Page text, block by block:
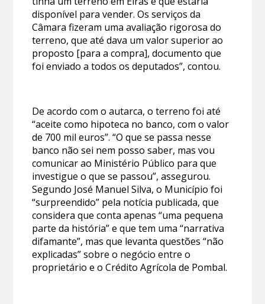
disponível para vender. Os serviços da
Câmara fizeram uma avaliação rigorosa do
terreno, que até dava um valor superior ao
proposto [para a compra], documento que
foi enviado a todos os deputados”, contou.
De acordo com o autarca, o terreno foi até
“aceite como hipoteca no banco, com o valor
de 700 mil euros”. “O que se passa nesse
banco não sei nem posso saber, mas vou
comunicar ao Ministério Público para que
investigue o que se passou”, assegurou.
Segundo José Manuel Silva, o Município foi
“surpreendido” pela notícia publicada, que
considera que conta apenas “uma pequena
parte da história” e que tem uma “narrativa
difamante”, mas que levanta questões “não
explicadas” sobre o negócio entre o
proprietário e o Crédito Agrícola de Pombal.